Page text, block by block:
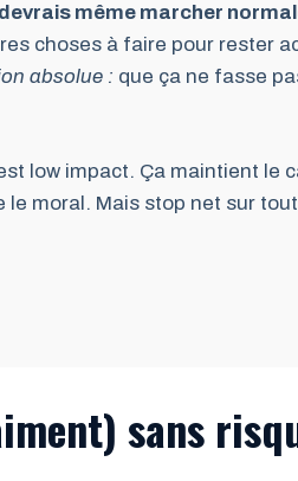
même marcher
choses à faire pour rester
absolue : que ça ne fasse
low impact. Ça maintient le
moral. Mais stop net sur
sans